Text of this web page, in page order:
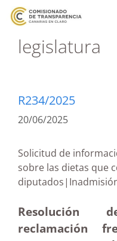
legislatura
R234/2025
20/06/2025
Solicitud de
sobre las dietas que
Resolución
reclamación